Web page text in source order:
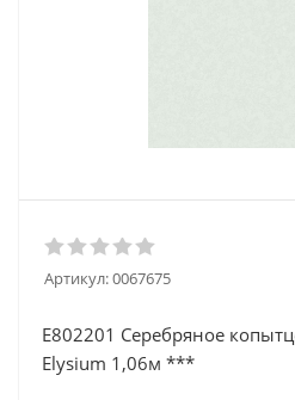
Артикул:0067675
Е802201 Серебряное
Elysium 1,06м ***